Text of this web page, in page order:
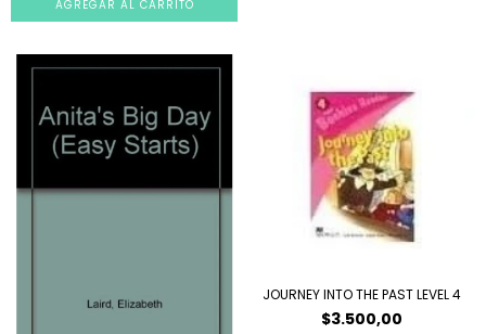
JOURNEY INTO THE PAST LEVEL 4
$3.500,00